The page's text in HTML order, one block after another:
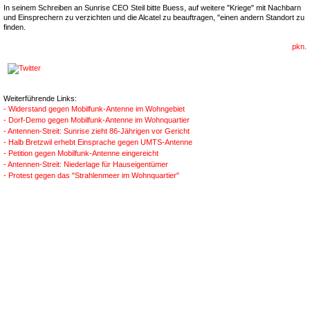
In seinem Schreiben an Sunrise CEO Steil bitte Buess, auf weitere "Kriege" mit Nachbarn
und Einsprechern zu verzichten und die Alcatel zu beauftragen, "einen andern Standort zu
finden.
pkn.
Weiterführende Links:
- Widerstand gegen Mobilfunk-Antenne im Wohngebiet
- Dorf-Demo gegen Mobilfunk-Antenne im Wohnquartier
- Antennen-Streit: Sunrise zieht 86-Jährigen vor Gericht
- Halb Bretzwil erhebt Einsprache gegen UMTS-Antenne
- Petition gegen Mobilfunk-Antenne eingereicht
- Antennen-Streit: Niederlage für Hauseigentümer
- Protest gegen das "Strahlenmeer im Wohnquartier"